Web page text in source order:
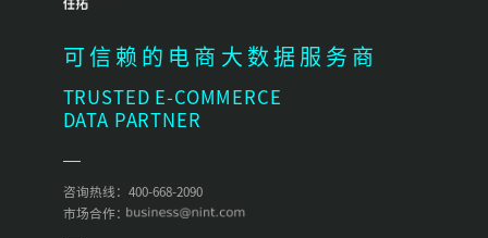
可信赖的电商大数据服务商
TRUSTED E-COMMERCE
DATA PARTNER
咨询热线：400-668-2090
市场合作：